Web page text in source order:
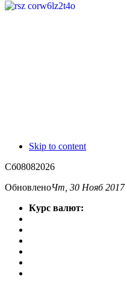
Skip to content
Сб08082026
ОбновленоЧт, 30 Нояб 2017
Курс валют: